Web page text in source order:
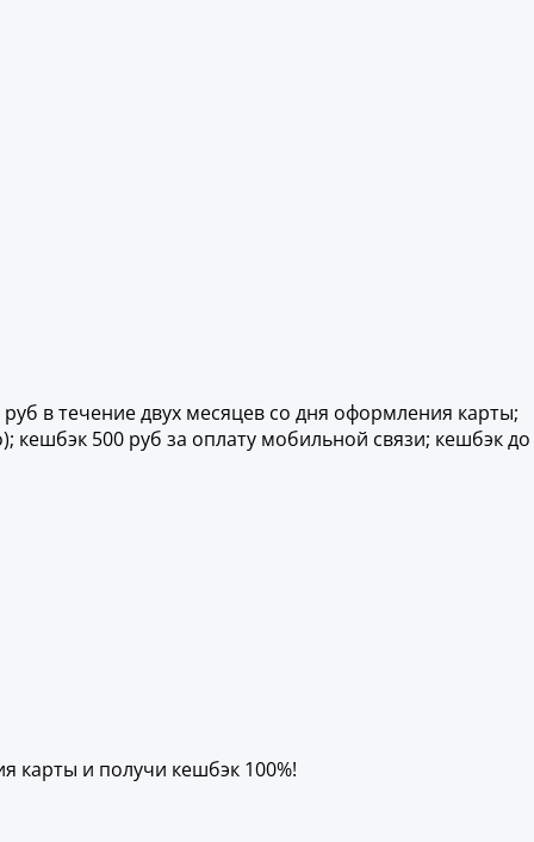
в течение двух месяцев со дня оформления карты;
500 руб за оплату мобильной связи; кешбэк до
карты и получи кешбэк 100%!